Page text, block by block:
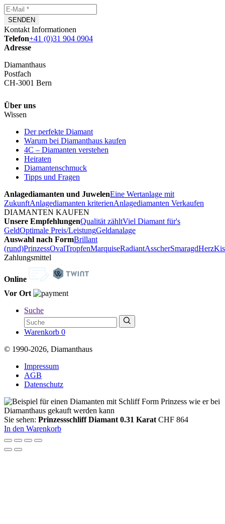
Kontakt Informationen
Telefon+41 (0)31 904 0904
Adresse
Diamanthaus
Postfach
CH-3001 Bern
Über uns
Wissen
Der perfekte Diamant
Warum bei Diamanthaus kaufen
4C – Diamanten verstehen
Heiraten
Diamantenschmuck
Tipps und Fragen
Anlagediamanten und JuwelenEine Wertanlage mit
ZukunftAnlagediamanten kriterienAnlagediamanten Verkaufen
DIAMANTEN KAUFEN
Unsere EmpfehlungenQualität zähltViel Diamant für's
GeldOptimale Preis/LeistungGeldanalage
Auswahl nach FormBrillant
(rund)PrinzessOvalTropfenMarquiseRadiantAsscherSmaragdHerz
Zahlungsmittel
Online
Vor Ort
Suche
Warenkorb 0
© 1990-2026, Diamanthaus
Impressum
AGB
Datenschutz
Sie sehen: Prinzessschliff Diamant 0.31 Karat CHF 864
In den Warenkorb